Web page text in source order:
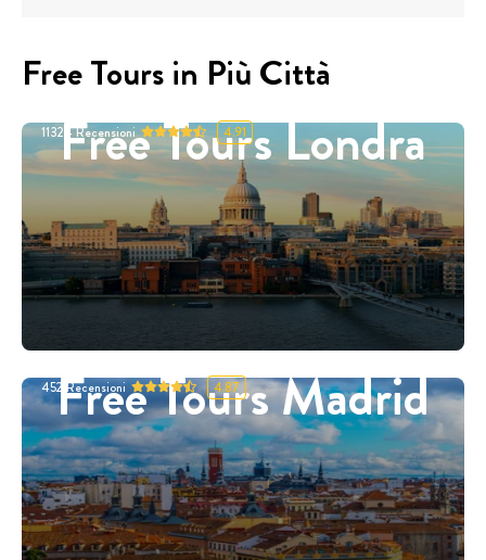
Free Tours in Più Città
Free Tours Londra
11324Recensioni 4.91
Free Tours Madrid
452 Recensioni 4.87